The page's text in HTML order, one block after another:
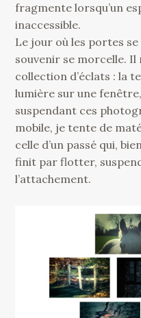
fragmente lorsqu’un
inaccessible.
Le jour où les portes
souvenir se morcelle. Il
collection d’éclats : la
lumière sur une
suspendant ces
mobile, je tente de
celle d’un passé qui,
finit par flotter,
l’attachement.